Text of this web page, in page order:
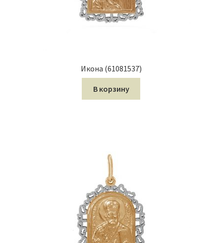
Икона (61081537)
В корзину